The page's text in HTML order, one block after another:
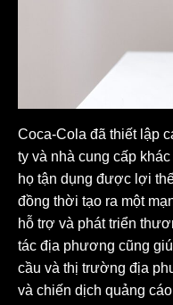
Coca-Cola đã thiết lập
ty và nhà cung cấp
họ tận dụng được lợi
đồng thời tạo ra một
hỗ trợ và phát triển
tác địa phương cũng
cầu và thị trường địa
và chiến dịch quảng